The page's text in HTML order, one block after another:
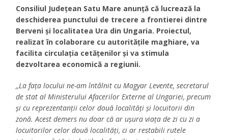
Consiliul Județean Satu Mare anunță că lucrează la
deschiderea punctului de trecere a frontierei dintre
Berveni și localitatea Ura din Ungaria. Proiectul,
realizat în colaborare cu autoritățile maghiare, va
facilita circulația cetățenilor și va stimula
dezvoltarea economică a regiunii.
,,La fața locului ne-am întâlnit cu Magyar Levente, secretarul
de stat al Ministerului Afacerilor Externe al Ungariei, precum
și cu reprezentanții celor două localități și locuitorii din
zonă. Acest demers nu doar că ar ușura viața de zi cu zi a
locuitorilor celor două localități, ci ar restabili rutele